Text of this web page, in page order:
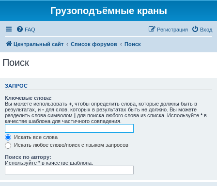
Грузоподъёмные краны
FAQ Вход
Регистрация
Центральный сайт Список форумов Поиск
Поиск
ЗАПРОС
Ключевые слова:
Вы можете использовать + , чтобы определить слова, которые должны быть в
результатах, и - для слов, которых в результатах быть не должно. Вы можете
разделить слова символом | для поиска любого слова из списка. Используйте * в
качестве шаблона для частичного совпадения.
Искать все слова
Искать любое слово/поиск с языком запросов
Поиск по автору:
Используйте * в качестве шаблона.